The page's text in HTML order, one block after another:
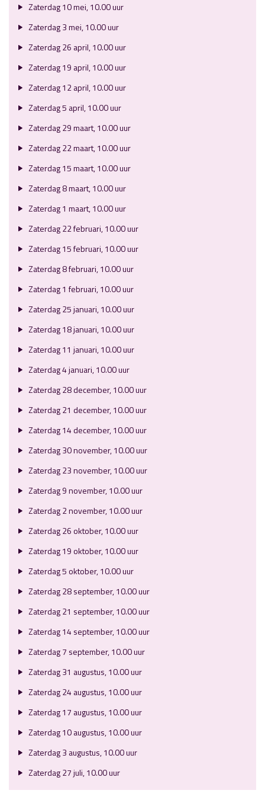
Zaterdag 10 mei, 10.00 uur
Zaterdag 3 mei, 10.00 uur
Zaterdag 26 april, 10.00 uur
Zaterdag 19 april, 10.00 uur
Zaterdag 12 april, 10.00 uur
Zaterdag 5 april, 10.00 uur
Zaterdag 29 maart, 10.00 uur
Zaterdag 22 maart, 10.00 uur
Zaterdag 15 maart, 10.00 uur
Zaterdag 8 maart, 10.00 uur
Zaterdag 1 maart, 10.00 uur
Zaterdag 22 februari, 10.00 uur
Zaterdag 15 februari, 10.00 uur
Zaterdag 8 februari, 10.00 uur
Zaterdag 1 februari, 10.00 uur
Zaterdag 25 januari, 10.00 uur
Zaterdag 18 januari, 10.00 uur
Zaterdag 11 januari, 10.00 uur
Zaterdag 4 januari, 10.00 uur
Zaterdag 28 december, 10.00 uur
Zaterdag 21 december, 10.00 uur
Zaterdag 14 december, 10.00 uur
Zaterdag 30 november, 10.00 uur
Zaterdag 23 november, 10.00 uur
Zaterdag 9 november, 10.00 uur
Zaterdag 2 november, 10.00 uur
Zaterdag 26 oktober, 10.00 uur
Zaterdag 19 oktober, 10.00 uur
Zaterdag 5 oktober, 10.00 uur
Zaterdag 28 september, 10.00 uur
Zaterdag 21 september, 10.00 uur
Zaterdag 14 september, 10.00 uur
Zaterdag 7 september, 10.00 uur
Zaterdag 31 augustus, 10.00 uur
Zaterdag 24 augustus, 10.00 uur
Zaterdag 17 augustus, 10.00 uur
Zaterdag 10 augustus, 10.00 uur
Zaterdag 3 augustus, 10.00 uur
Zaterdag 27 juli, 10.00 uur